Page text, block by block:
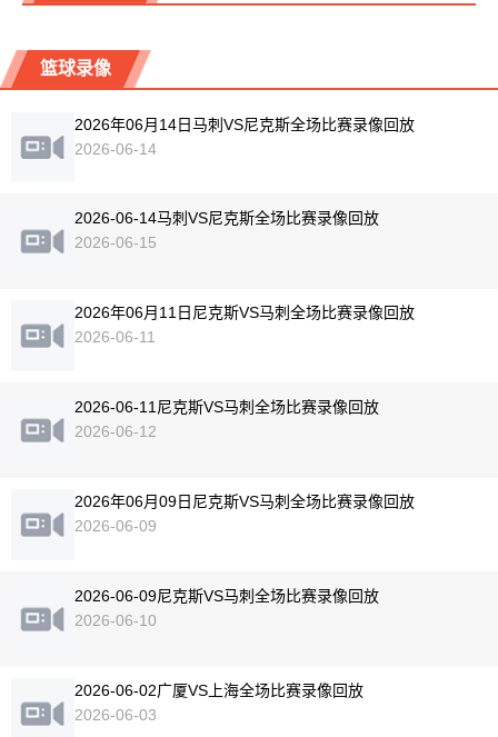
篮球录像
2026年06月14日马刺VS尼克斯全场比赛录像回放
2026-06-14
2026-06-14马刺VS尼克斯全场比赛录像回放
2026-06-15
2026年06月11日尼克斯VS马刺全场比赛录像回放
2026-06-11
2026-06-11尼克斯VS马刺全场比赛录像回放
2026-06-12
2026年06月09日尼克斯VS马刺全场比赛录像回放
2026-06-09
2026-06-09尼克斯VS马刺全场比赛录像回放
2026-06-10
2026-06-02广厦VS上海全场比赛录像回放
2026-06-03